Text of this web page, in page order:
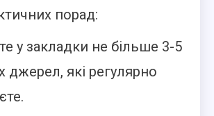
порад:
у закладки не більше 3-5
джерел, які регулярно